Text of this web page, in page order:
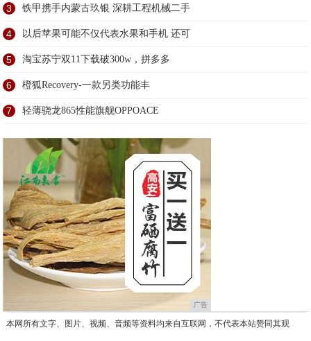
3 铁甲携手内蒙古玖银 深耕工程机械二手
4 以后苹果可能不仅代表水果和手机 还可
5 淘宝苏宁双11下载破300w，拼多多
6 橙狐Recovery-一款另类功能丰
7 轻薄骁龙865性能旗舰OPPOACE
广告
本网所有文字、图片、视频、音频等资料均来自互联网，不代表本站赞同其观